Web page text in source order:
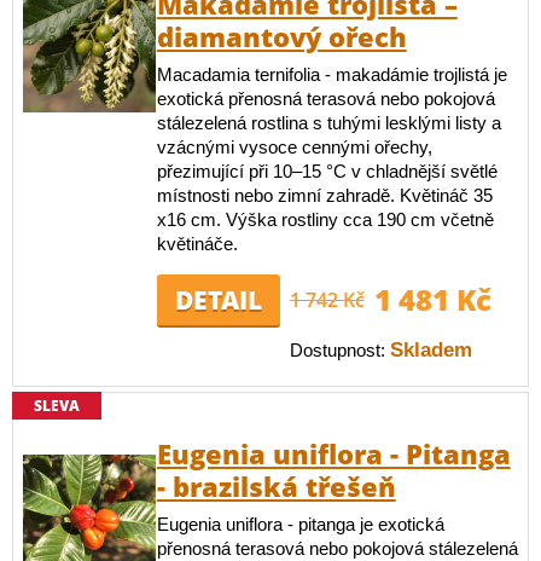
diamantový ořech
Macadamia ternifolia - makadámie trojlistá je
exotická přenosná terasová nebo pokojová
stálezelená rostlina s tuhými lesklými listy a
vzácnými vysoce cennými ořechy,
přezimující při 10–15 °C v chladnější světlé
místnosti nebo zimní zahradě. Květináč 35
x16 cm. Výška rostliny cca 190 cm včetně
květináče.
DETAIL 1 742 Kč 1 481 Kč
Dostupnost: Skladem
SLEVA
Eugenia uniflora - Pitanga
- brazilská třešeň
Eugenia uniflora - pitanga je exotická
přenosná terasová nebo pokojová stálezelená